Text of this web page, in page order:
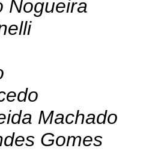
Nogueira
Machado
Gomes